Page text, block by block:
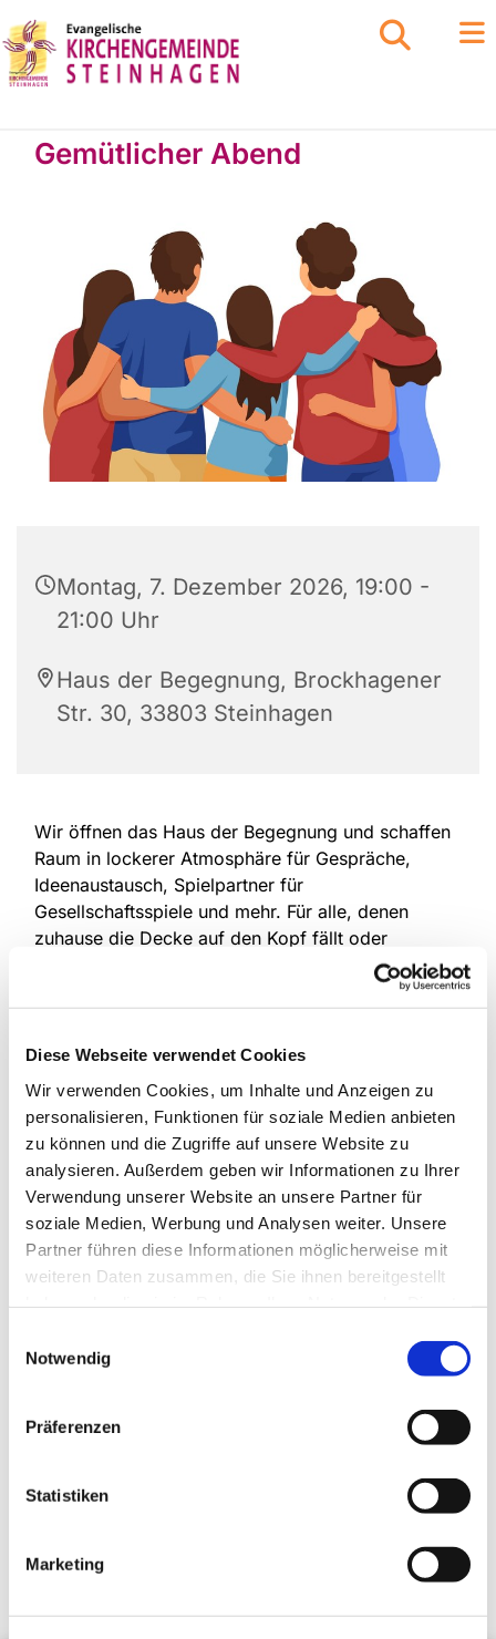
Diese Webseite verwendet Cookies
Wir verwenden Cookies, um Inhalte und Anzeigen zu
personalisieren, Funktionen für soziale Medien anbieten
zu können und die Zugriffe auf unsere Website zu
analysieren. Außerdem geben wir Informationen zu Ihrer
Verwendung unserer Website an unsere Partner für
soziale Medien, Werbung und Analysen weiter. Unsere
Partner führen diese Informationen möglicherweise mit
weiteren Daten zusammen, die Sie ihnen bereitgestellt
Notwendig
Präferenzen
Statistiken
Marketing
Gemütlicher Abend
Montag, 7. Dezember 2026, 19:00 -
21:00 Uhr
Haus der Begegnung, Brockhagener
Str. 30, 33803 Steinhagen
Wir öffnen das Haus der Begegnung und schaffen
Raum in lockerer Atmosphäre für Gespräche,
Ideenaustausch, Spielpartner für
Gesellschaftsspiele und mehr. Für alle, denen
zuhause die Decke auf den Kopf fällt oder
Mitmenschen fehlen. Eine Anmeldung ist nicht
19:00 - 21:00 Uhr
im Haus der Begegnung
Weitere Informationen erhalten Sie bei
Christine Dröge, Tel. 05204/ 4237 und
Marion Dawidowski, Tel. 0151/72140261